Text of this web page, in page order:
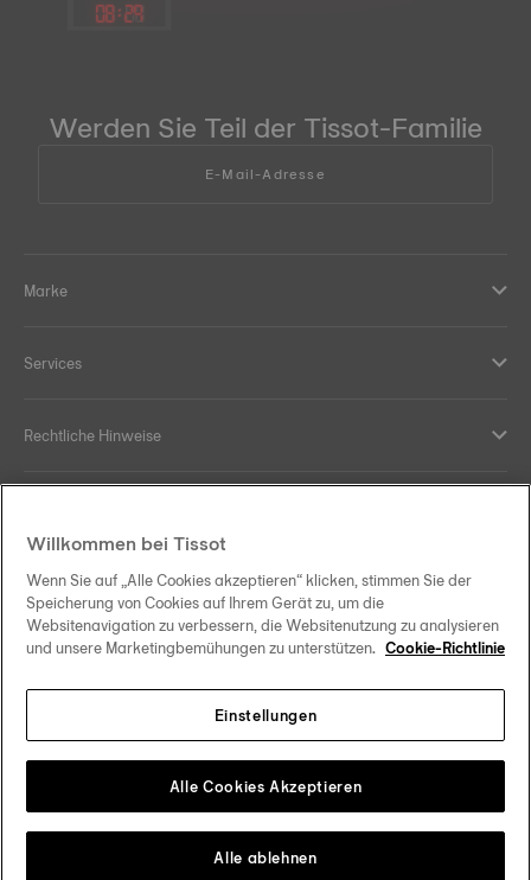
08:29
Werden Sie Teil der Tissot-Familie
E-Mail-Adresse
Marke
Services
Rechtliche Hinweise
Ihre Vorteile
Österreich Zu einem anderen Land wechseln
Tissot Copyrights 2026
Willkommen bei Tissot
Wenn Sie auf „Alle Cookies akzeptieren“ klicken, stimmen Sie der
Speicherung von Cookies auf Ihrem Gerät zu, um die
Websitenavigation zu verbessern, die Websitenutzung zu analysieren
und unsere Marketingbemühungen zu unterstützen. Cookie-Richtlinie
Einstellungen
Alle ablehnen
Alle Cookies Akzeptieren